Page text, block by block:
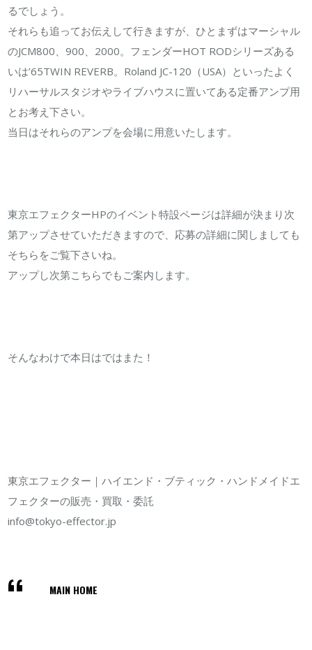
るでしょう。
それらも追ってお伝えして行きますが、ひとまずはマーシャル
のJCM800、900、2000。フェンダーHOT RODシリーズある
いは’65TWIN REVERB。Roland JC-120（USA）といったよく
リハーサルスタジオやライブハウスに置いてある定番アンプ用
とお考え下さい。
当日はそれらのアンプを会場に用意いたします。
東京エフェクターHPのイベント特設ページは詳細が決まり次
第アップさせていただきますので、応募の詳細に関しましても
そちらをご覧下さいね。
アップし次第こちらでもご案内します。
そんなわけで本日はではまた！
東京エフェクター｜ハイエンド・ブティック・ハンドメイドエ
フェクターの販売・買取・委託
info@tokyo-effector.jp
MAIN HOME